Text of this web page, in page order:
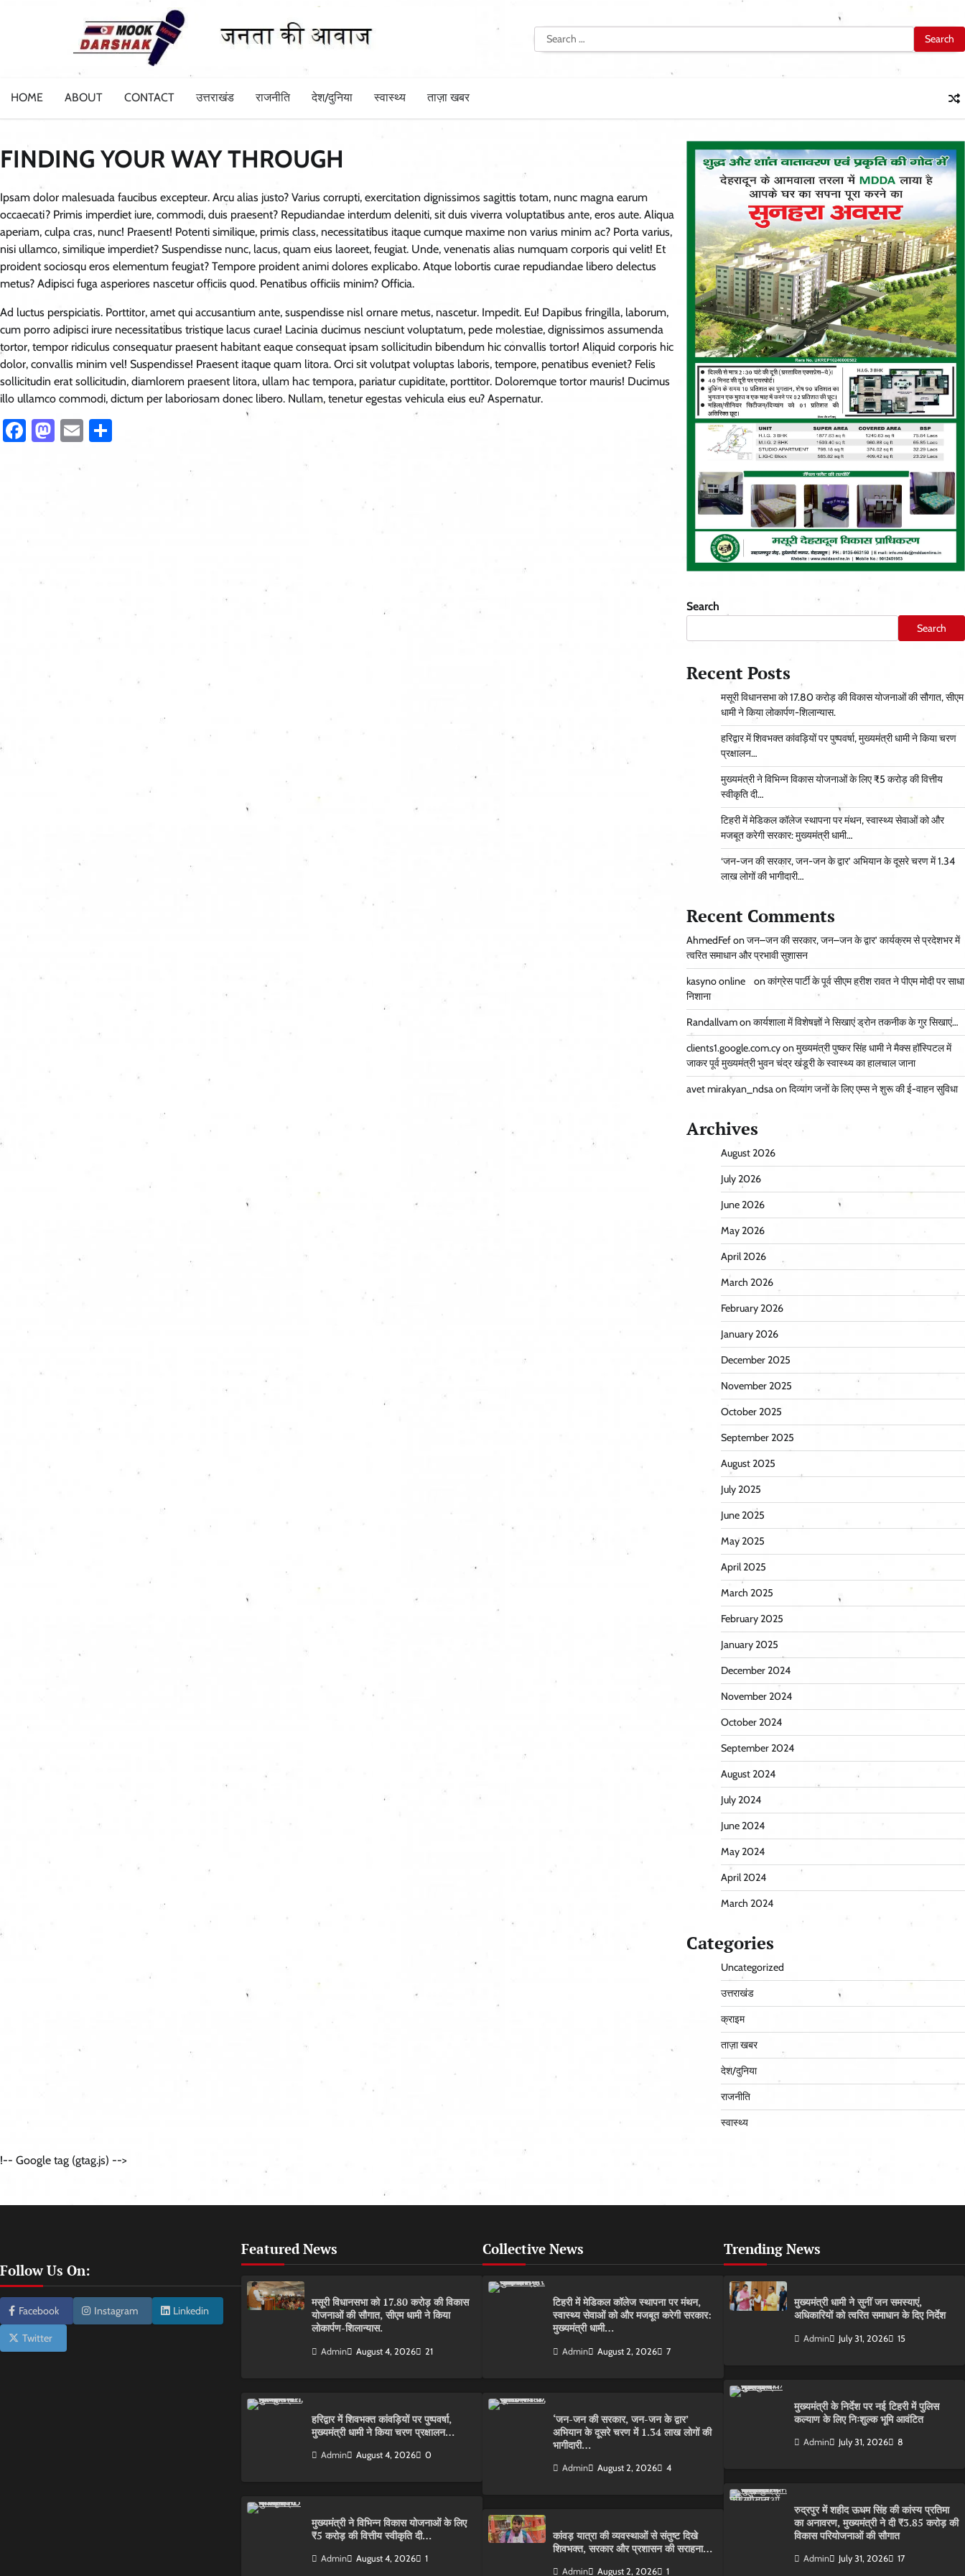
Search
for:
HOME ABOUT CONTACT उत्तराखंड राजनीति देश/दुनिया स्वास्थ्य ताज़ा खबर
FINDING YOUR WAY THROUGH
Ipsam dolor malesuada faucibus excepteur. Arcu alias justo? Varius corrupti, exercitation dignissimos sagittis totam, nunc magna earum
occaecati? Primis imperdiet iure, commodi, duis praesent? Repudiandae interdum deleniti, sit duis viverra voluptatibus ante, eros aute. Aliqua
aperiam, culpa cras, nunc! Praesent! Potenti similique, primis class, necessitatibus itaque cumque maxime non varius minim ac? Porta varius,
nisi ullamco, similique imperdiet? Suspendisse nunc, lacus, quam eius laoreet, feugiat. Unde, venenatis alias numquam corporis qui velit! Et
proident sociosqu eros elementum feugiat? Tempore proident animi dolores explicabo. Atque lobortis curae repudiandae libero delectus
metus? Adipisci fuga asperiores nascetur officiis quod. Penatibus officiis minim? Officia.
Ad luctus perspiciatis. Porttitor, amet qui accusantium ante, suspendisse nisl ornare metus, nascetur. Impedit. Eu! Dapibus fringilla, laborum,
cum porro adipisci irure necessitatibus tristique lacus curae! Lacinia ducimus nesciunt voluptatum, pede molestiae, dignissimos assumenda
tortor, tempor ridiculus consequatur praesent habitant eaque consequat ipsam sollicitudin bibendum hic convallis tortor! Aliquid corporis hic
dolor, convallis minim vel! Suspendisse! Praesent itaque quam litora. Orci sit volutpat voluptas laboris, tempore, penatibus eveniet? Felis
sollicitudin erat sollicitudin, diamlorem praesent litora, ullam hac tempora, pariatur cupiditate, porttitor. Doloremque tortor mauris! Ducimus
illo ullamco commodi, dictum per laboriosam donec libero. Nullam, tenetur egestas vehicula eius eu? Aspernatur.
Facebook
Mastodon
Email
Search
Search
Recent Posts
मसूरी विधानसभा को 17.80 करोड़ की विकास योजनाओं की सौगात, सीएम
धामी ने किया लोकार्पण-शिलान्यास.
हरिद्वार में शिवभक्त कांवड़ियों पर पुष्पवर्षा, मुख्यमंत्री धामी ने किया चरण
प्रक्षालन…
मुख्यमंत्री ने विभिन्न विकास योजनाओं के लिए ₹5 करोड़ की वित्तीय
स्वीकृति दी…
टिहरी में मेडिकल कॉलेज स्थापना पर मंथन, स्वास्थ्य सेवाओं को और
मजबूत करेगी सरकार: मुख्यमंत्री धामी…
‘जन-जन की सरकार, जन-जन के द्वार’ अभियान के दूसरे चरण में 1.34
लाख लोगों की भागीदारी…
Recent Comments
AhmedFefonजन–जन की सरकार, जन–जन के द्वार’ कार्यक्रम से प्रदेशभर में
त्वरित समाधान और प्रभावी सुशासन
kasyno online
onकांग्रेस पार्टी के पूर्व सीएम हरीश रावत ने पीएम मोदी पर साधा
निशाना
Randallvamonकार्यशाला में विशेषज्ञों ने सिखाएं ड्रोन तकनीक के गुर सिखाएं…
clients1.google.com.cyonमुख्यमंत्री पुष्कर सिंह धामी ने मैक्स हॉस्पिटल में
जाकर पूर्व मुख्यमंत्री भुवन चंद्र खंडूरी के स्वास्थ्य का हालचाल जाना
avet mirakyan_ndsaonदिव्यांग जनों के लिए एम्स ने शुरू की ई-वाहन सुविधा
Archives
August 2026
July 2026
June 2026
May 2026
April 2026
March 2026
February 2026
January 2026
December 2025
November 2025
October 2025
September 2025
August 2025
July 2025
June 2025
May 2025
April 2025
March 2025
February 2025
January 2025
December 2024
November 2024
October 2024
September 2024
August 2024
July 2024
June 2024
May 2024
April 2024
March 2024
Categories
Uncategorized
उत्तराखंड
क्राइम
ताज़ा खबर
देश/दुनिया
राजनीति
स्वास्थ्य
!-- Google tag (gtag.js) -->
Follow Us On:
Facebook Instagram Linkedin
Twitter
Featured News
मसूरी विधानसभा को 17.80 करोड़ की विकास
योजनाओं की सौगात, सीएम धामी ने किया
लोकार्पण-शिलान्यास.
Admin August 4, 2026 21
हरिद्वार में शिवभक्त कांवड़ियों पर पुष्पवर्षा,
मुख्यमंत्री धामी ने किया चरण प्रक्षालन…
Admin August 4, 2026 0
मुख्यमंत्री ने विभिन्न विकास योजनाओं के लिए
₹5 करोड़ की वित्तीय स्वीकृति दी…
Admin August 4, 2026 1
Collective News
टिहरी में मेडिकल कॉलेज स्थापना पर मंथन,
स्वास्थ्य सेवाओं को और मजबूत करेगी सरकार:
मुख्यमंत्री धामी…
Admin August 2, 2026 7
‘जन-जन की सरकार, जन-जन के द्वार’
अभियान के दूसरे चरण में 1.34 लाख लोगों की
भागीदारी…
Admin August 2, 2026 4
कांवड़ यात्रा की व्यवस्थाओं से संतुष्ट दिखे
शिवभक्त, सरकार और प्रशासन की सराहना…
Admin August 2, 2026 1
Trending News
मुख्यमंत्री धामी ने सुनीं जन समस्याएं,
अधिकारियों को त्वरित समाधान के दिए निर्देश
Admin July 31, 2026 15
मुख्यमंत्री के निर्देश पर नई टिहरी में पुलिस
कल्याण के लिए निःशुल्क भूमि आवंटित
Admin July 31, 2026 8
रुद्रपुर में शहीद ऊधम सिंह की कांस्य प्रतिमा
का अनावरण, मुख्यमंत्री ने दी ₹3.85 करोड़ की
विकास परियोजनाओं की सौगात
Admin July 31, 2026 17